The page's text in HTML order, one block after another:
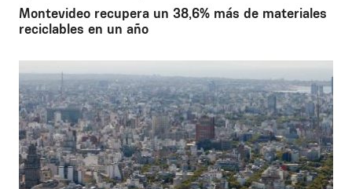
Montevideo recupera un 38,6% más de materiales
reciclables en un año